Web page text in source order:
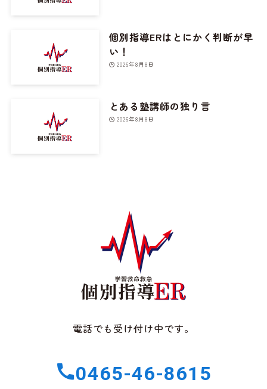
個別指導ERはとにかく判断が早
い！
2026年8月8日
とある塾講師の独り言
2026年8月8日
電話でも受け付け中です。
0465-46-8615